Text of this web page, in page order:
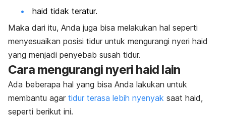
haid tidak teratur.
Maka dari itu, Anda juga bisa melakukan hal seperti
menyesuaikan posisi tidur untuk mengurangi nyeri haid
yang menjadi penyebab susah tidur.
Cara mengurangi nyeri haid lain
Ada beberapa hal yang bisa Anda lakukan untuk
membantu agar tidur terasa lebih nyenyak saat haid,
seperti berikut ini.